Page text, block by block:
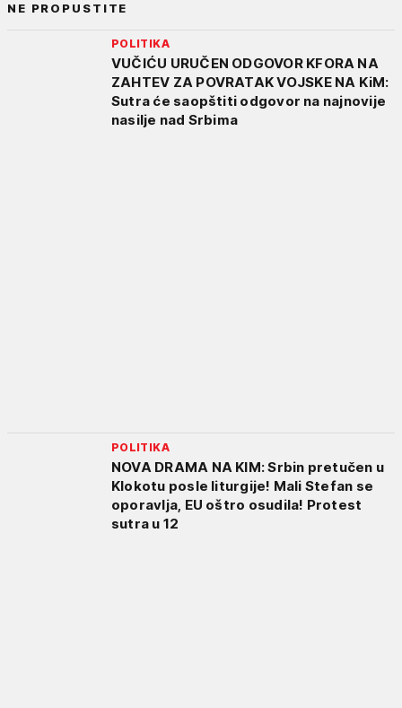
NE PROPUSTITE
POLITIKA
VUČIĆU URUČEN ODGOVOR KFORA NA
ZAHTEV ZA POVRATAK VOJSKE NA KiM:
Sutra će saopštiti odgovor na najnovije
nasilje nad Srbima
POLITIKA
NOVA DRAMA NA KIM: Srbin pretučen u
Klokotu posle liturgije! Mali Stefan se
oporavlja, EU oštro osudila! Protest
sutra u 12